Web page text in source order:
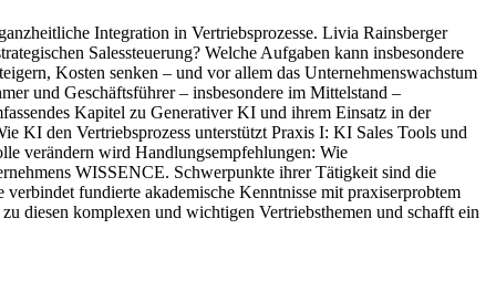
Integration in Vertriebsprozesse. Livia Rainsberger
Salessteuerung? Welche Aufgaben kann insbesondere
Kosten senken – und vor allem das Unternehmenswachstum
und Geschäftsführer – insbesondere im Mittelstand –
Kapitel zu Generativer KI und ihrem Einsatz in der
KI den Vertriebsprozess unterstützt Praxis I: KI Sales Tools und
verändern wird Handlungsempfehlungen: Wie
WISSENCE. Schwerpunkte ihrer Tätigkeit sind die
fundierte akademische Kenntnisse mit praxiserprobtem
diesen komplexen und wichtigen Vertriebsthemen und schafft ein